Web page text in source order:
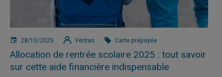
28/10/2025 Veritas Carte prépayée
Allocation de rentrée scolaire 2025 : tout savoir
sur cette aide financière indispensable